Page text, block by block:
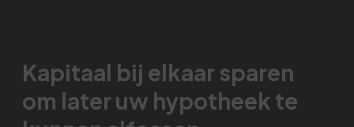
Kapitaal bij elkaar sparen
om later uw hypotheek te